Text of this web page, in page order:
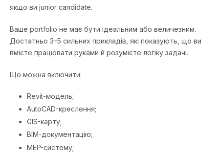
якщо ви junior candidate.
Ваше portfolio не має бути ідеальним або величезним.
Достатньо 3–5 сильних прикладів, які показують, що ви
вмієте працювати руками й розумієте логіку задачі.
Що можна включити:
Revit-модель;
AutoCAD-креслення;
GIS-карту;
BIM-документацію;
MEP-систему;